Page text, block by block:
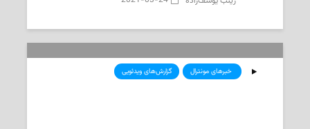
‌ خبرهای مونترال گزارش‌های ویدئویی